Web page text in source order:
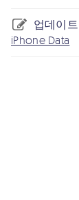
업데이
iPhone Data